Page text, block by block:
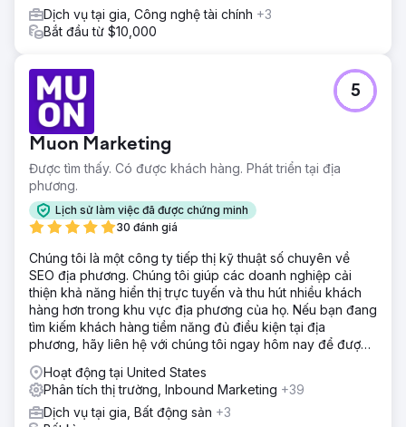
Kết quả
Khi chúng tôi bắt đầu vào tháng 4, công ty đã bội chi để
559.387 USD từ 126.000 lượt khách. Chuyển nhanh đến
tháng 12 và những con số đó tăng vọt. Doanh thu hàng
tháng tăng vọt lên 1.159.200 USD từ 180.000 khách truy
cập.
Chuyển đến trang agency
Dịch vụ tại gia, Công nghệ tài chính +3
Bắt đầu từ $10,000
Muon Marketing
Được tìm thấy. Có được khách hàng. Phát triển tại địa
phương.
Lịch sử làm việc đã được chứng minh
30 đánh giá
5
Chúng tôi là một công ty tiếp thị kỹ thuật số chuyên về
SEO địa phương. Chúng tôi giúp các doanh nghiệp cải
thiện khả năng hiển thị trực tuyến và thu hút nhiều khách
hàng hơn trong khu vực địa phương của họ. Nếu bạn đang
tìm kiếm khách hàng tiềm năng đủ điều kiện tại địa
phương, hãy liên hệ với chúng tôi ngay hôm nay để được
Hoạt động tại United States
Phân tích thị trường, Inbound Marketing +39
Dịch vụ tại gia, Bất động sản +3